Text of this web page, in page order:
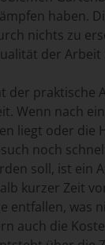
haben.
nichts zu
der
der praktische
Wenn nach
liegt oder die
noch
soll, ist ein
kurzer Zeit
entfallen, was
auch die